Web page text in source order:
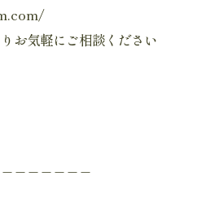
お気軽にご相談ください